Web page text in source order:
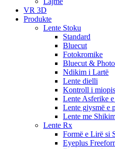
VR 3D
Produkte
Lente Stoku
Standard
Bluecut
Fotokromike
Bluecut &
Ndikim i Lartë
Lente dielli
Kontroll i
Lente Asferike
Lente gjysmë e
Lente me
Lente Rx
Formë e Lirë si
Eyeplus